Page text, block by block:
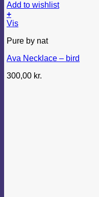
Add to wishlist
+
Vis
Pure by nat
Ava Necklace – bird
300,00 kr.